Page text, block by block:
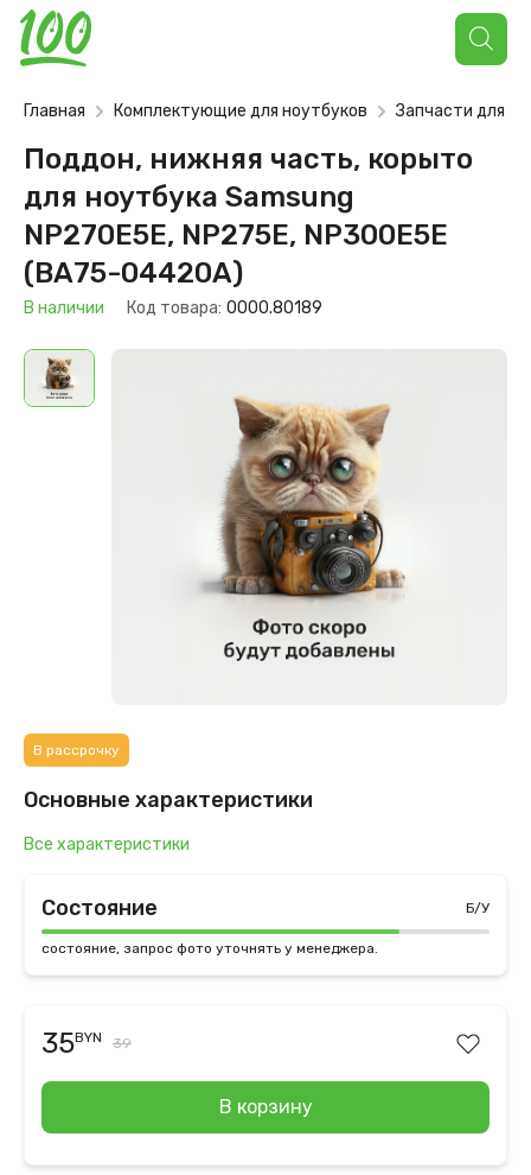
Поиск
товаров
Главная Комплектующие для ноутбуков Запчасти для
Поддон, нижняя часть, корыто
для ноутбука Samsung
NP270E5E, NP275E, NP300E5E
(BA75-04420A)
В наличии Код товара: 0000.80189
В рассрочку
Основные характеристики
Все характеристики
Состояние Б/У
состояние, запрос фото уточнять у менеджера.
35BYN 39
В корзину